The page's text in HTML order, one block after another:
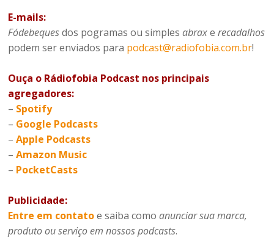
E-mails:
Fódebequesdos pogramas ou simplesabraxerecadalhos
podem ser enviados para podcast@radiofobia.com.br!
Ouça o Rádiofobia Podcast nos principais
agregadores:
– Spotify
– Google Podcasts
–Apple Podcasts
–Amazon Music
– PocketCasts
Publicidade:
Entre em contatoe saiba comoanunciar sua marca,
produto ou serviço em nossos podcasts.